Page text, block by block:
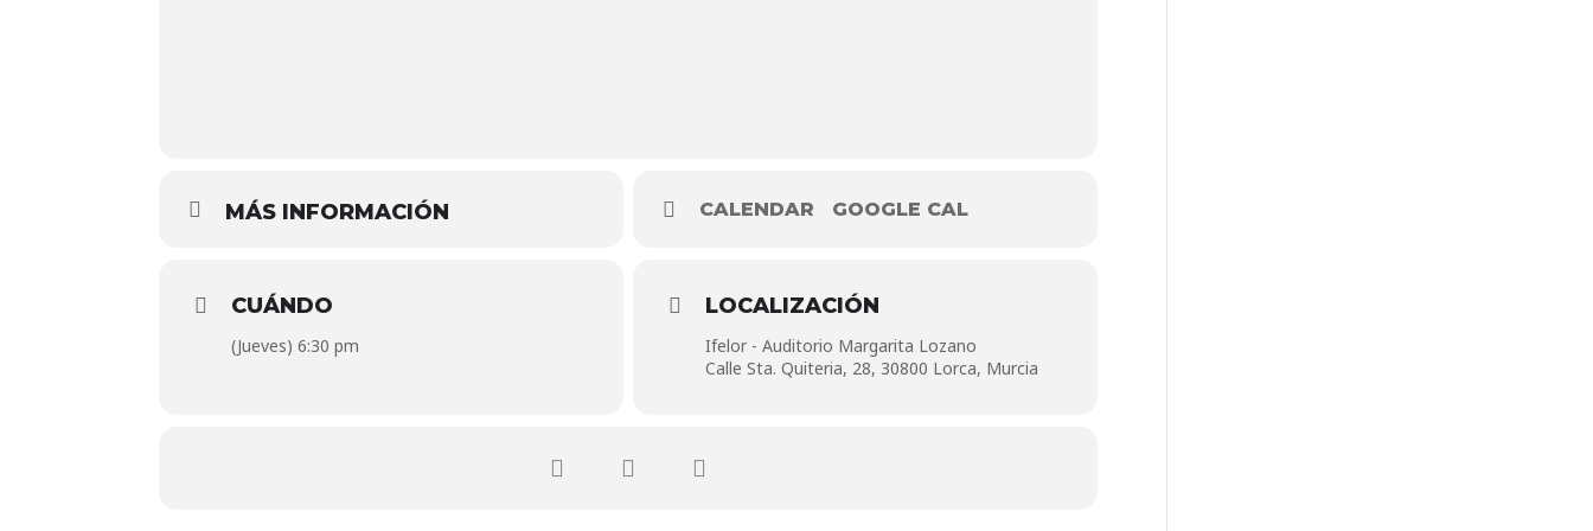
MÁS INFORMACIÓN CALENDAR GOOGLE CAL
CUÁNDO
(Jueves) 6:30 pm
LOCALIZACIÓN
Ifelor - Auditorio Margarita Lozano
Calle Sta. Quiteria, 28, 30800 Lorca, Murcia